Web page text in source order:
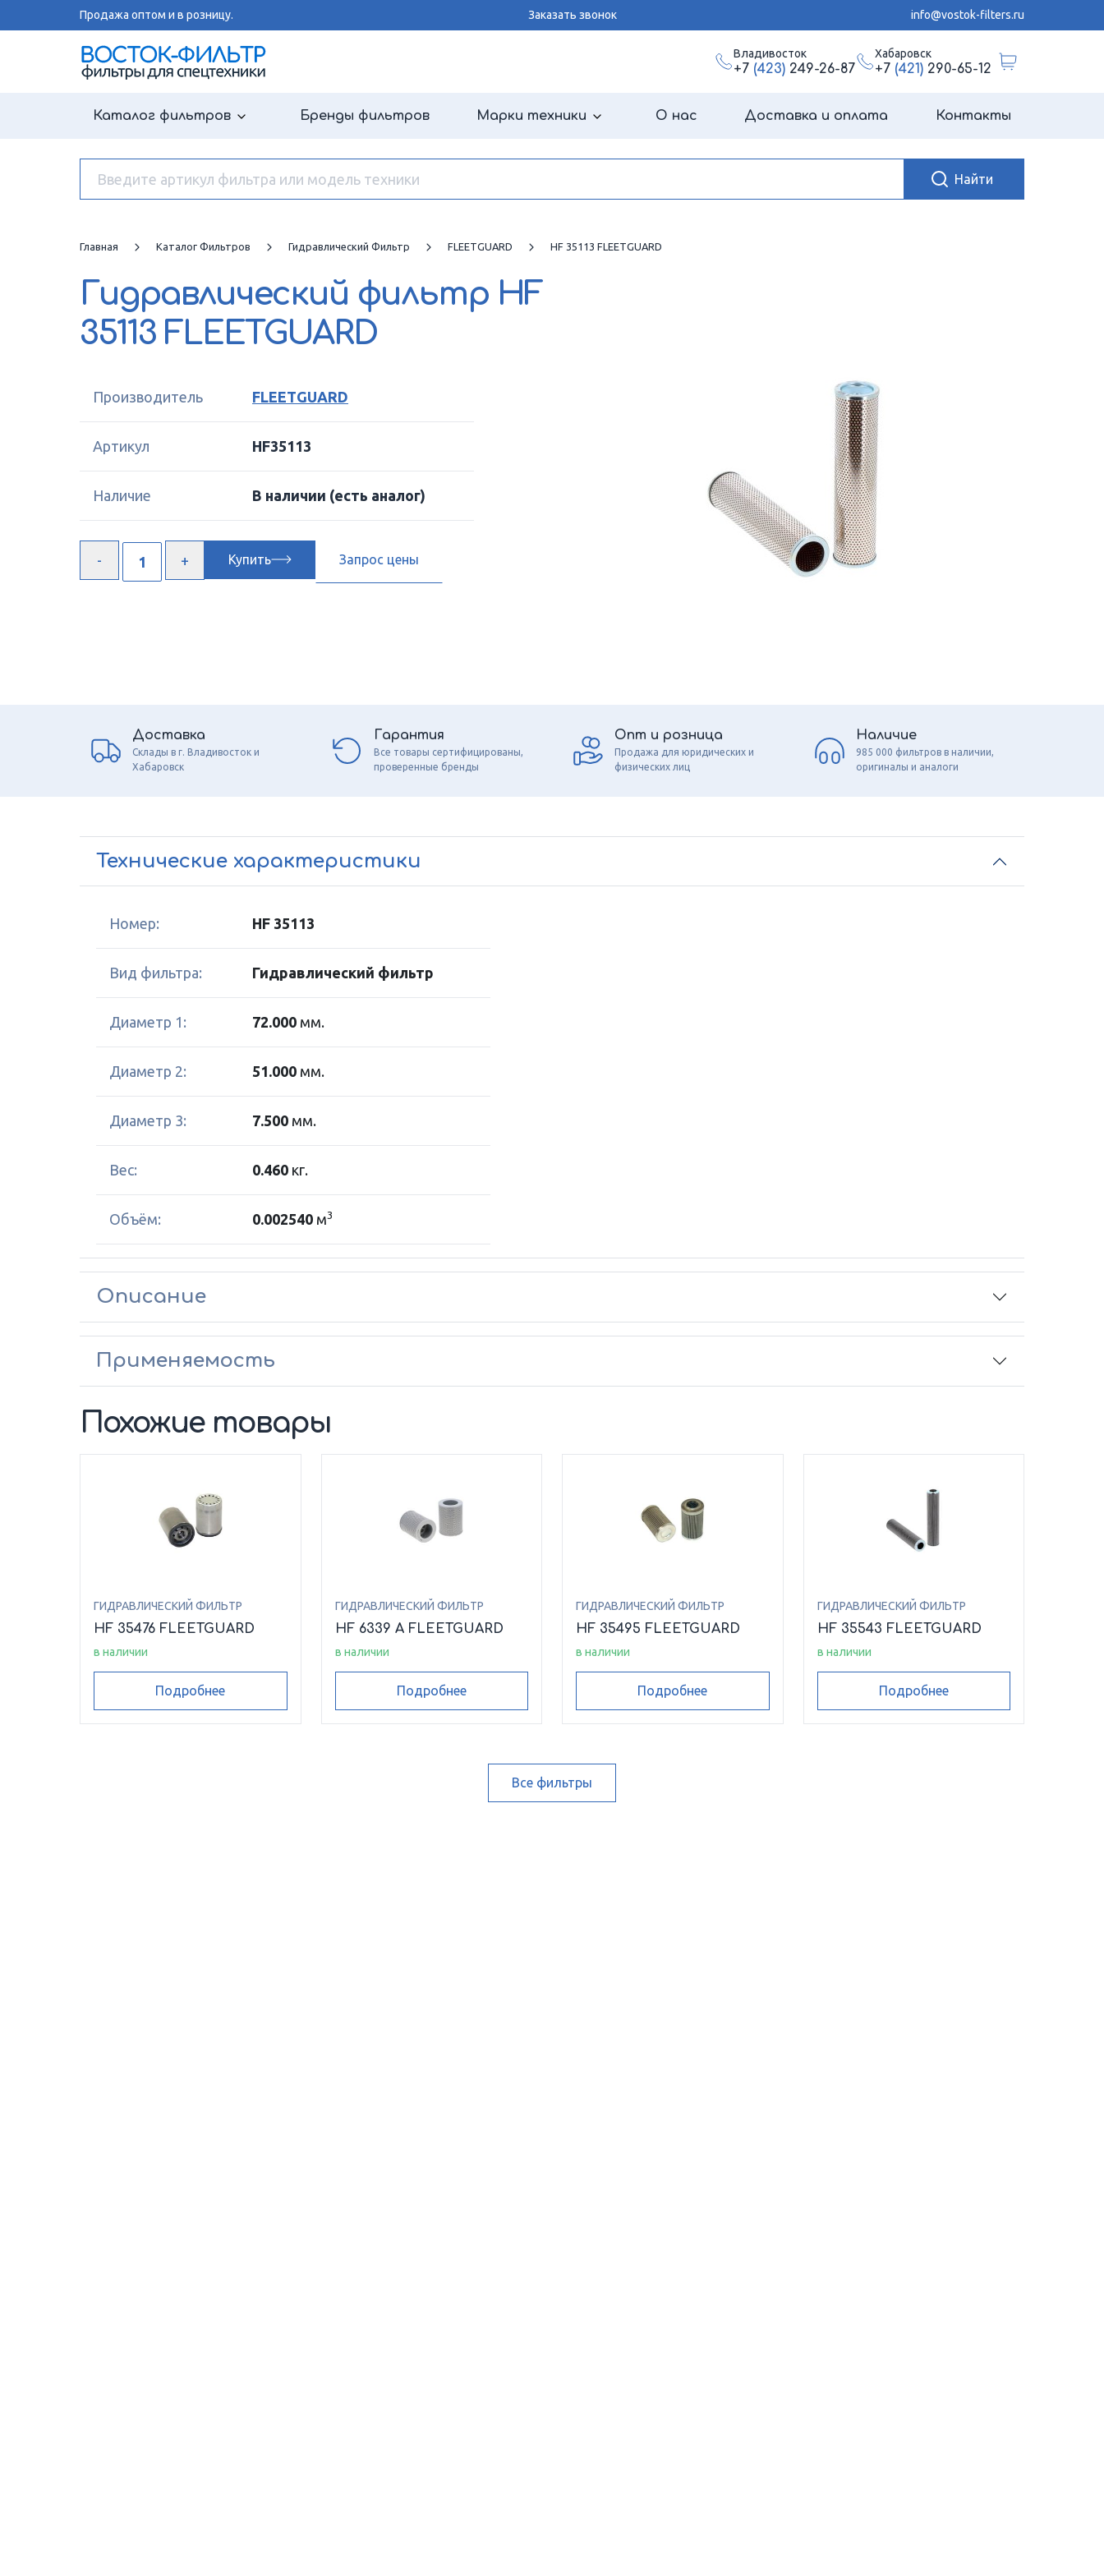
Продажа оптом и в розницу. Заказать звонок info@vostok-filters.ru
Владивосток
+7 (423)249-26-87
Хабаровск
+7 (421)290-65-12
Каталог фильтров Бренды фильтров Марки техники О нас Доставка и оплата Контакты
Главная Каталог Фильтров Гидравлический Фильтр FLEETGUARD HF 35113 FLEETGUARD
Гидравлический фильтр HF
35113 FLEETGUARD
Производитель FLEETGUARD
Артикул HF35113
Наличие В наличии (есть аналог)
Купить Запрос цены
Доставка
Склады в г. Владивосток и
Хабаровск
Гарантия
Все товары сертифицированы,
проверенные бренды
Опт и розница
Продажа для юридических и
физических лиц
Наличие
985 000 фильтров в наличии,
оригиналы и аналоги
Технические характеристики
Номер: HF 35113
Вид фильтра: Гидравлический фильтр
Диаметр 1: 72.000 мм.
Диаметр 2: 51.000 мм.
Диаметр 3: 7.500 мм.
Вес: 0.460 кг.
Объём: 0.002540 м3
Описание
Применяемость
Похожие товары
ГИДРАВЛИЧЕСКИЙ ФИЛЬТР
HF 35476 FLEETGUARD
в наличии
Подробнее
ГИДРАВЛИЧЕСКИЙ ФИЛЬТР
HF 6339 A FLEETGUARD
в наличии
Подробнее
ГИДРАВЛИЧЕСКИЙ ФИЛЬТР
HF 35495 FLEETGUARD
в наличии
Подробнее
ГИДРАВЛИЧЕСКИЙ ФИЛЬТР
HF 35543 FLEETGUARD
в наличии
Подробнее
Все фильтры